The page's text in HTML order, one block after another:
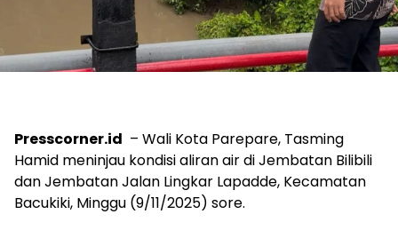
Presscorner.id – Wali Kota Parepare, Tasming
Hamid meninjau kondisi aliran air di Jembatan Bilibili
dan Jembatan Jalan Lingkar Lapadde, Kecamatan
Bacukiki, Minggu (9/11/2025) sore.